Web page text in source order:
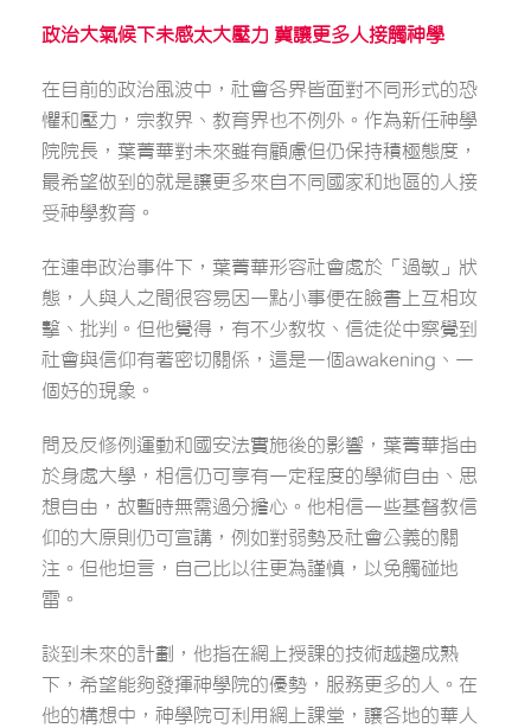
政治大氣候下未感太大壓力 冀讓更多人接觸神學
在目前的政治風波中，社會各界皆面對不同形式的恐
懼和壓力，宗教界、教育界也不例外。作為新任神學
院院長，葉菁華對未來雖有顧慮但仍保持積極態度，
最希望做到的就是讓更多來自不同國家和地區的人接
受神學教育。
在連串政治事件下，葉菁華形容社會處於「過敏」狀
態，人與人之間很容易因一點小事便在臉書上互相攻
擊、批判。但他覺得，有不少教牧、信徒從中察覺到
社會與信仰有著密切關係，這是一個awakening、一
個好的現象。
問及反修例運動和國安法實施後的影響，葉菁華指由
於身處大學，相信仍可享有一定程度的學術自由、思
想自由，故暫時無需過分擔心。他相信一些基督教信
仰的大原則仍可宣講，例如對弱勢及社會公義的關
注。但他坦言，自己比以往更為謹慎，以免觸碰地
雷。
談到未來的計劃，他指在網上授課的技術越趨成熟
下，希望能夠發揮神學院的優勢，服務更多的人。在
他的構想中，神學院可利用網上課堂，讓各地的華人